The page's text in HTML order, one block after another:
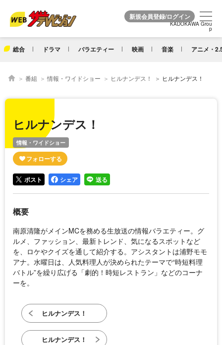
KADOKAWA Grou
p
総合 ドラマ バラエティー 映画 音楽 アニメ・
KADOKAWA Grou
p
番組 情報・ワイドショー ヒルナンデス！ ヒルナンデス！
ヒルナンデス！
情報・ワイドショー
ポスト シェア 送る
概要
南原清隆がメインMCを務める生放送の情報バラエティー。グ
ルメ、ファッション、最新トレンド、気になるスポットなど
を、ロケやクイズを通して紹介する。アシスタントは浦野モモ
アナ。水曜日は、人気料理人が決められたテーマで“時短料理
バトル”を繰り広げる「劇的！時短レストラン」などのコーナ
ーを。
ヒルナンデス！
ヒルナンデス！